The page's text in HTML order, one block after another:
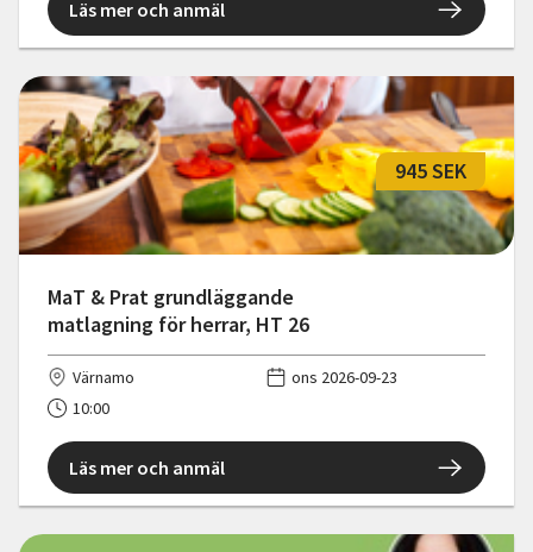
Läs mer och anmäl
MaT & Prat grundläggande
matlagning för herrar, HT 26
945 SEK
Värnamo
ons 2026-09-23
10:00
Läs mer och anmäl